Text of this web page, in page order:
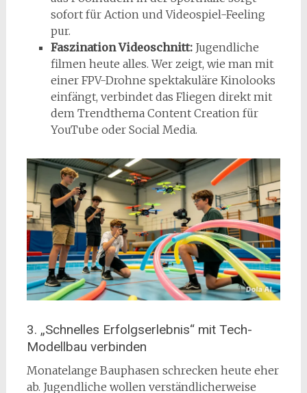
sofort für Action und Videospiel-Feeling
pur.
Faszination Videoschnitt:Jugendliche
filmen heute alles. Wer zeigt, wie man mit
einer FPV-Drohne spektakuläre Kinolooks
einfängt, verbindet das Fliegen direkt mit
dem Trendthema Content Creation für
YouTube oder Social Media.
3. „Schnelles Erfolgserlebnis“ mit Tech-
Modellbau verbinden
Monatelange Bauphasen schrecken heute eher
ab. Jugendliche wollen verständlicherweise